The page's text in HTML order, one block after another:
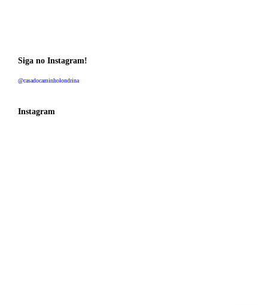
Siga no Instagram!
@casadocaminholondrina
Instagram